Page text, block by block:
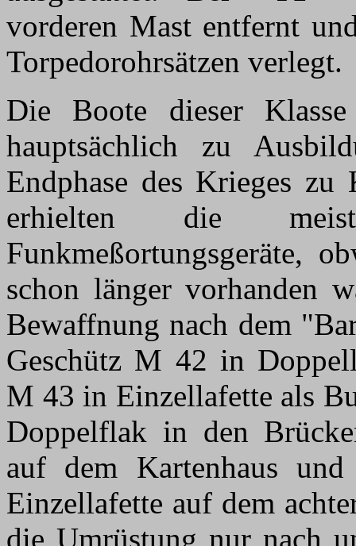
vorderen Mast entfernt
Torpedorohrsätzen verlegt.
Die Boote dieser
hauptsächlich zu
Endphase des Krieges zu
erhielten die
Funkmeßortungsgeräte,
schon länger vorhanden
Bewaffnung nach dem
Geschütz M 42 in
M 43 in Einzellafette als
Doppelflak in den
auf dem Kartenhaus
Einzellafette auf dem
die Umrüstung nur nach